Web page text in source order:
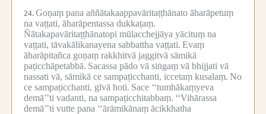
24. Goṇaṃ pana aññātakaappavāritaṭṭhānato āharāpetuṃ
na vaṭṭati, āharāpentassa dukkaṭaṃ.
Ñātakapavāritaṭṭhānatopi mūlacchejjāya yācituṃ na
vaṭṭati, tāvakālikanayena sabbattha vaṭṭati. Evaṃ
āharāpitañca goṇaṃ rakkhitvā jaggitvā sāmikā
paṭicchāpetabbā. Sacassa pādo vā siṅgaṃ vā bhijjati vā
nassati vā, sāmikā ce sampaṭicchanti, iccetaṃ kusalaṃ. No
ce sampaṭicchanti, gīvā hoti. Sace ‘‘tumhākaṃyeva
demā’’ti vadanti, na sampaṭicchitabbaṃ. ‘‘Vihārassa
demā’’ti vutte pana ‘‘ārāmikānaṃ ācikkhatha